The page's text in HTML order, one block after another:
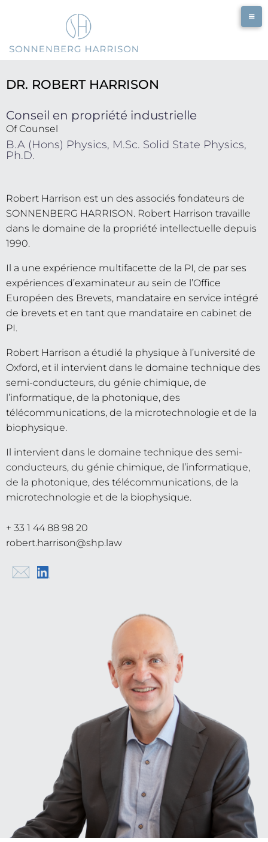
DR. ROBERT HARRISON
Conseil en propriété industrielle
Of Counsel
B.A (Hons) Physics, M.Sc. Solid State Physics,
Ph.D.
Robert Harrison est un des associés fondateurs de
SONNENBERG HARRISON. Robert Harrison travaille
dans le domaine de la propriété intellectuelle depuis
1990.
Il a une expérience multifacette de la PI, de par ses
expériences d’examinateur au sein de l’Office
Européen des Brevets, mandataire en service intégré
de brevets et en tant que mandataire en cabinet de
PI.
Robert Harrison a étudié la physique à l’université de
Oxford, et il intervient dans le domaine technique des
semi-conducteurs, du génie chimique, de
l’informatique, de la photonique, des
télécommunications, de la microtechnologie et de la
biophysique.
Il intervient dans le domaine technique des semi-
conducteurs, du génie chimique, de l’informatique,
de la photonique, des télécommunications, de la
microtechnologie et de la biophysique.
+ 33 1 44 88 98 20
robert.harrison@shp.law